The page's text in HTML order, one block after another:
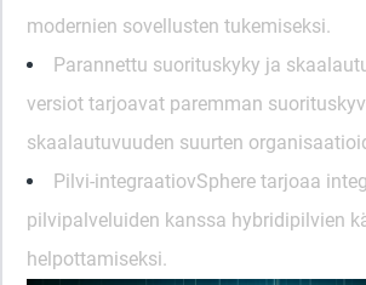
modernien sovellusten tukemiseksi.
Parannettu suorituskyky ja
versiot tarjoavat paremman
skaalautuvuuden suurten
Pilvi-integraatiovSphere tarjoaa
pilvipalveluiden kanssa hybridipilvien
helpottamiseksi.